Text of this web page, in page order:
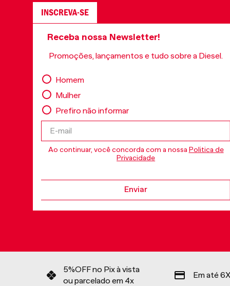
INSCREVA-SE
Receba nossa Newsletter!
Promoções, lançamentos e tudo sobre a Diesel.
Homem
Mulher
Prefiro não informar
Ao continuar, você concorda com a nossa Politica de
Privacidade
Enviar
5%OFF no Pix à vista
ou parcelado em 4x
Em até